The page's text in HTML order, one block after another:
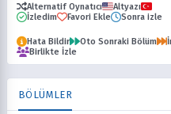
Alternatif Oynatıcı Altyazı
İzledim
Favori Ekle Sonra izle
Hata Bildir Oto Sonraki Bölüm
Birlikte İzle
BÖLÜMLER